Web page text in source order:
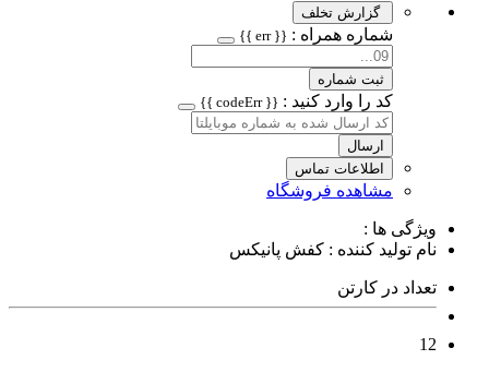
گزارش تخلف
شماره همراه : {{ err }}
ثبت شماره
کد را وارد کنید : {{ codeErr }}
ارسال
اطلاعات تماس
مشاهده فروشگاه
ویژگی ها :
نام تولید کننده : کفش پانیکس
تعداد در کارتن
12